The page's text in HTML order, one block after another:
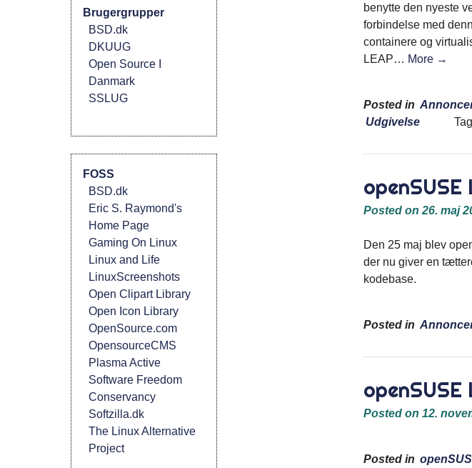
benytte den nyeste
forbindelse med
containere og
LEAP… More →
Posted in
Udgivelse
openSUSE
Posted on 26. maj
Den 25 maj blev
der nu giver en
kodebase.
Posted in
Posted on 12.
Posted in
Brugergrupper
BSD.dk
DKUUG
Open Source I
Danmark
SSLUG
FOSS
BSD.dk
Eric S. Raymond's
Home Page
Gaming On Linux
Linux and Life
LinuxScreenshots
Open Clipart Library
Open Icon Library
OpenSource.com
OpensourceCMS
Plasma Active
Software Freedom
Conservancy
Softzilla.dk
The Linux Alternative
Project